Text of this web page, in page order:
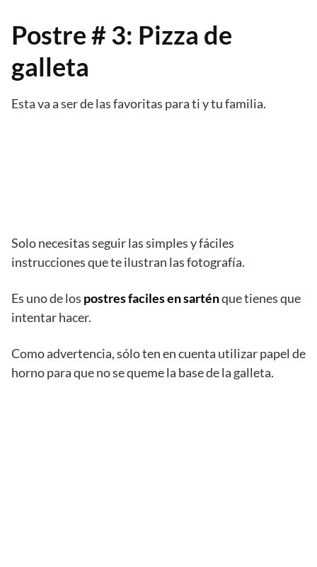
Postre # 3: Pizza de
galleta
Esta va a ser de las favoritas para ti y tu familia.
Solo necesitas seguir las simples y fáciles
instrucciones que te ilustran las fotografía.
Es uno de los postres faciles en sarténque tienes que
intentar hacer.
Como advertencia, sólo ten en cuenta utilizar papel de
horno para que no se queme la base de la galleta.